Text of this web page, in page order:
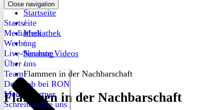
Close navigation
Startseite
Mediathek
Werbung
Live-Sendung
Über uns
Team
Dein Job bei RON
Medienpartner
Schreiben Sie uns
Startseite
/
Mediathek
/
Neueste Videos
/
Flammen in der Nachbarschaft
Flammen in der Nachbarschaft